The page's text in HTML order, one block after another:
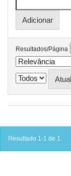
Resultados/Página
Resultado 1-1 de 1.